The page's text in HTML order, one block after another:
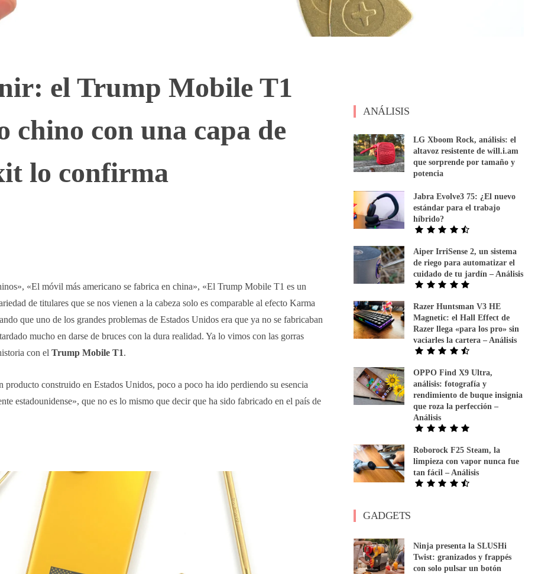
el Trump Mobile T1
chino con una capa de
lo confirma
«El móvil más americano se fabrica en china», «El Trump Mobile T1 es un
de titulares que se nos vienen a la cabeza solo es comparable al efecto Karma
que uno de los grandes problemas de Estados Unidos era que ya no se fabricaban
mucho en darse de bruces con la dura realidad. Ya lo vimos con las gorras
con el Trump Mobile T1.
construido en Estados Unidos, poco a poco ha ido perdiendo su esencia
estadounidense», que no es lo mismo que decir que ha sido fabricado en el país de
ANÁLISIS
LG Xboom Rock, análisis: el
altavoz resistente de will.i.am
que sorprende por tamaño y
potencia
Jabra Evolve3 75: ¿El nuevo
estándar para el trabajo
híbrido?
Aiper IrriSense 2, un sistema
de riego para automatizar el
cuidado de tu jardín – Análisis
Razer Huntsman V3 HE
Magnetic: el Hall Effect de
Razer llega «para los pro» sin
vaciarles la cartera – Análisis
OPPO Find X9 Ultra,
análisis: fotografía y
rendimiento de buque insignia
que roza la perfección –
Análisis
Roborock F25 Steam, la
limpieza con vapor nunca fue
tan fácil – Análisis
GADGETS
Ninja presenta la SLUSHi
Twist: granizados y frappés
con solo pulsar un botón